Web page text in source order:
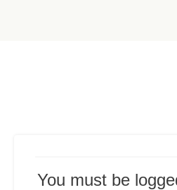
You must be